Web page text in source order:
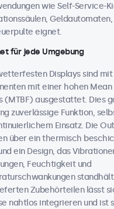
wie Self-Service-
eignet.
für jede Umgebung
Displays sind
mit einer hohen
(MTBF) ausgestattet. Dies
zuverlässige Funktion,
Einsatz. Die
über ein thermisch
ein Design, das
Feuchtigkeit und
Zubehörteilen lässt
nahtlos integrieren und ist